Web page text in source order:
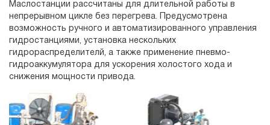
Маслостанции рассчитаны для длительной работы в
непрерывном цикле без перегрева. Предусмотрена
возможность ручного и автоматизированного управления
гидростанциями, установка нескольких
гидрораспределителй, а также применение пневмо-
гидроаккумулятора для ускорения холостого хода и
снижения мощности привода.